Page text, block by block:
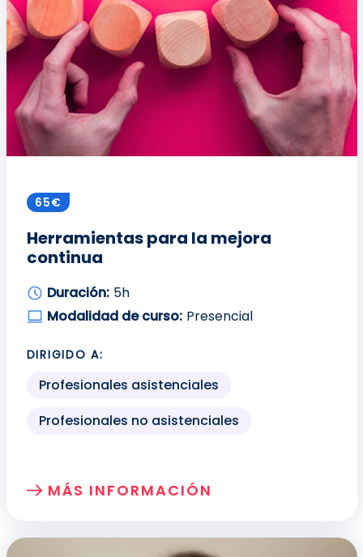
65€
Herramientas para la mejora
continua
Duración: 5h
Modalidad de curso: Presencial
DIRIGIDO A:
Profesionales asistenciales
Profesionales no asistenciales
MÁS INFORMACIÓN
SOBRE: HERRAMIENTAS PARA LA